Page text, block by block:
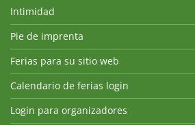
Intimidad
Pie de imprenta
Ferias para su sitio web
Calendario de ferias login
Login para organizadores